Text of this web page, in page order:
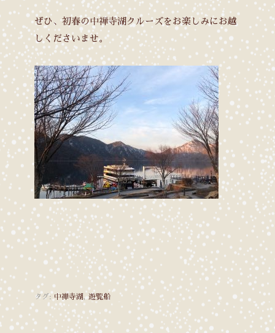
ぜひ、初春の中禅寺湖クルーズをお楽しみにお越
しくださいませ。
タグ: 中禅寺湖 ,遊覧船